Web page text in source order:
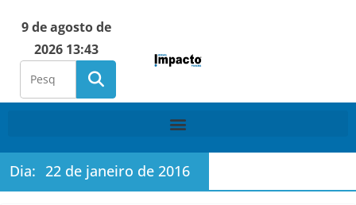
9 de agosto de
2026 13:43
Dia: 22 de janeiro de 2016